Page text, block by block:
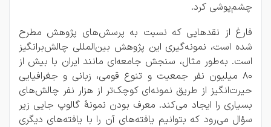
چشم‌پوشی کرد.
فارغ از نقدهایی که نسبت به پرسش‌های پژوهش مطرح
شده است، نمونه‌گیری این پژوهش بین‌المللی چالش‌برانگیز
است. به‌طور مثال، سنجش جامعه‌ای مانند ایران با بیش از
80 میلیون نفر جمعیت و تنوع قومی، زبانی و جغرافیایی
حیرت‌انگیز از طریق نمونه‌ای کوچک‌تر از هزار نفر چالش‌های
بسیاری را ایجاد می‌کند. معرف بودن نمونۀ گالوپ جایی زیر
سؤال می‌رود که بتوانیم یافته‌های آن را با یافته‌های دیگری